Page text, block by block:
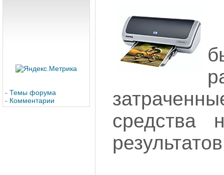
- Темы форума
- Комментарии
средства